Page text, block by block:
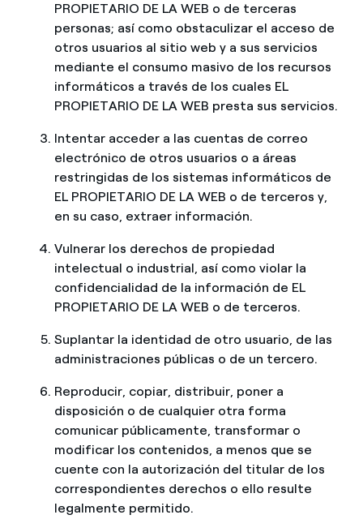
PROPIETARIO DE LA WEB o de terceras
personas; así como obstaculizar el acceso de
otros usuarios al sitio web y a sus servicios
mediante el consumo masivo de los recursos
informáticos a través de los cuales EL
PROPIETARIO DE LA WEB presta sus servicios.
Intentar acceder a las cuentas de correo
electrónico de otros usuarios o a áreas
restringidas de los sistemas informáticos de
EL PROPIETARIO DE LA WEB o de terceros y,
en su caso, extraer información.
Vulnerar los derechos de propiedad
intelectual o industrial, así como violar la
confidencialidad de la información de EL
PROPIETARIO DE LA WEB o de terceros.
Suplantar la identidad de otro usuario, de las
administraciones públicas o de un tercero.
Reproducir, copiar, distribuir, poner a
disposición o de cualquier otra forma
comunicar públicamente, transformar o
modificar los contenidos, a menos que se
cuente con la autorización del titular de los
correspondientes derechos o ello resulte
legalmente permitido.